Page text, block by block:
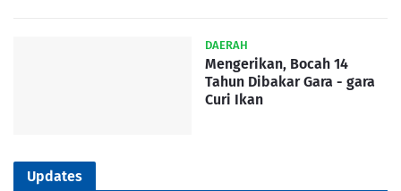
DAERAH
Mengerikan, Bocah 14
Tahun Dibakar Gara - gara
Curi Ikan
Updates